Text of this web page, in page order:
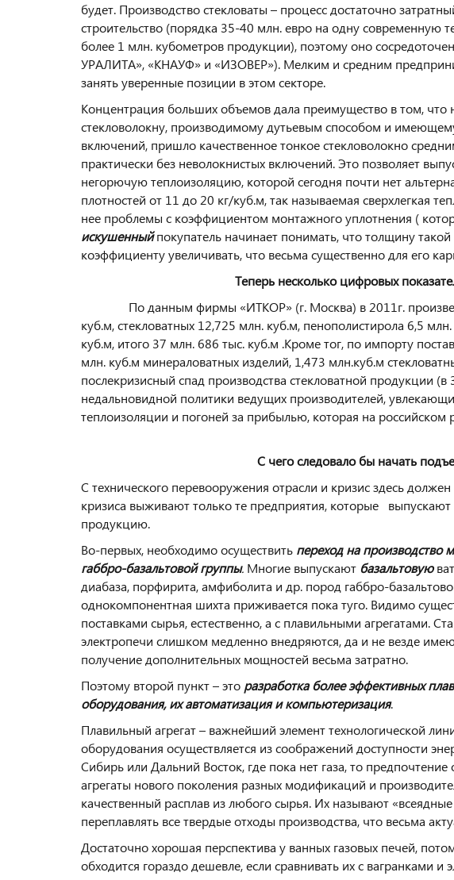
будет. Производство стекловаты – процесс достаточно
строительство (порядка 35-40 млн. евро на одну современную
более 1 млн. кубометров продукции), поэтому оно
УРАЛИТА», «КНАУФ» и «ИЗОВЕР»). Мелким и средним
занять уверенные позиции в этом секторе.
Концентрация больших объемов дала преимущество в том,
стекловолокну, производимому дутьевым способом и
включений, пришло качественное тонкое стекловолокно
практически без неволокнистых включений. Это позволяет
негорючую теплоизоляцию, которой сегодня почти нет
плотностей от 11 до 20 кг/куб.м, так называемая сверхлегкая
нее проблемы с коэффициентом монтажного уплотнения (
искушенныйпокупатель начинает понимать, что толщину такой
коэффициенту увеличивать, что весьма существенно для его
Теперь несколько цифровых
По данным фирмы «ИТКОР» (г. Москва) в 2011г.
куб.м, стекловатных 12,725 млн. куб.м, пенополистирола 6,5
куб.м, итого 37 млн. 686 тыс. куб.м .Кроме тог, по импорту
млн. куб.м минераловатных изделий, 1,473 млн.куб.м
послекризисный спад производства стекловатной продукции
недальновидной политики ведущих производителей,
теплоизоляции и погоней за прибылью, которая на
С чего следовало бы начать
С технического перевооружения отрасли и кризис здесь
кризиса выживают только те предприятия, которые выпускают
продукцию.
Во-первых, необходимо осуществить переход на производство
габбро-базальтовой группы. Многие выпускают базальтовую
диабаза, порфирита, амфиболита и др. пород габбро-
однокомпонентная шихта приживается пока туго. Видимо
поставками сырья, естественно, а с плавильными агрегатами.
электропечи слишком медленно внедряются, да и не везде
получение дополнительных мощностей весьма затратно.
Поэтому второй пункт – это разработка более эффективных
оборудования, их автоматизация и компьютеризация.
Плавильный агрегат – важнейший элемент технологической
оборудования осуществляется из соображений доступности
Сибирь или Дальний Восток, где пока нет газа, то
агрегаты нового поколения разных модификаций и
качественный расплав из любого сырья. Их называют
переплавлять все твердые отходы производства, что весьма
Достаточно хорошая перспектива у ванных газовых печей,
обходится гораздо дешевле, если сравнивать их с вагранками и